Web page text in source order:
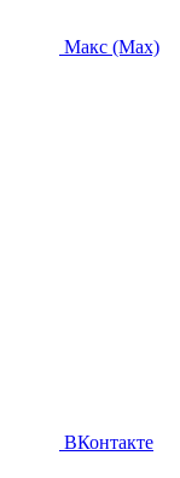
Макс (Max)
ВКонтакте